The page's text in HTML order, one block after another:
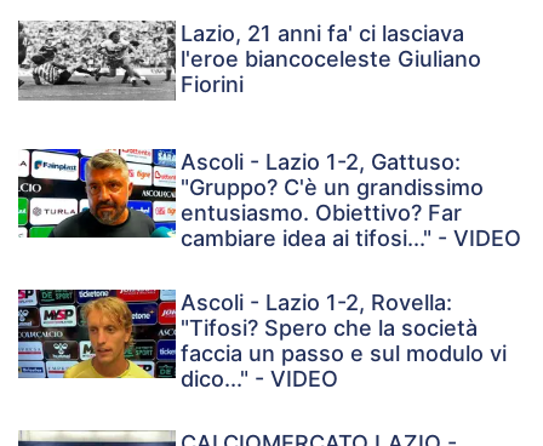
Lazio, 21 anni fa' ci lasciava
l'eroe biancoceleste Giuliano
Fiorini
Ascoli - Lazio 1-2, Gattuso:
"Gruppo? C'è un grandissimo
entusiasmo. Obiettivo? Far
cambiare idea ai tifosi..." - VIDEO
Ascoli - Lazio 1-2, Rovella:
"Tifosi? Spero che la società
faccia un passo e sul modulo vi
dico..." - VIDEO